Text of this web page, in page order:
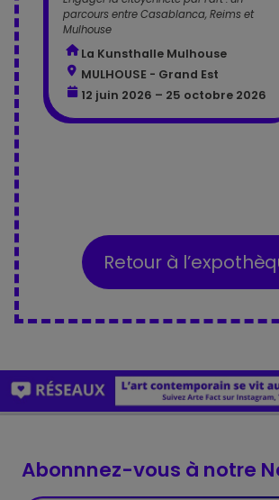
parcours entre Casablanca, Reims et
Mulhouse
La Kunsthalle Mulhouse
MULHOUSE - Grand Est
12 juin 2026 – 25 octobre 2026
Retour à
Abonnnez-vous à notre